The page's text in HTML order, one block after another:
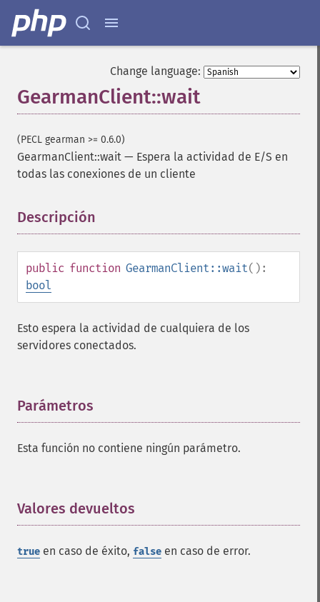
Change language:
GearmanClient::wait
(PECL gearman >= 0.6.0)
GearmanClient::wait — Espera la actividad de E/S en
todas las conexiones de un cliente
Descripción
public function GearmanClient::wait():
bool
Esto espera la actividad de cualquiera de los
servidores conectados.
Parámetros
Esta función no contiene ningún parámetro.
Valores devueltos
true en caso de éxito, false en caso de error.